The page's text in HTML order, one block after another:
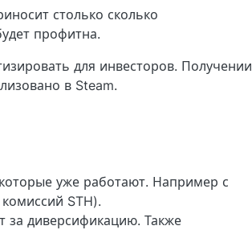
столько сколько
профитна.
для инвесторов. Получении
в Steam.
уже работают. Например с
STH).
за диверсификацию. Также